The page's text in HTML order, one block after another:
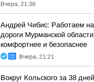
Вчера, 21:36
Андрей Чибис: Работаем
дороги Мурманской
комфортнее и безопаснее
Вчера, 21:21
Вокруг Кольского за 38 дней